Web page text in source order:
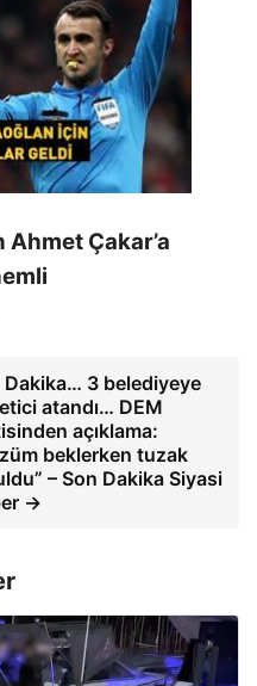
Ahmet Çakar’a
Dakika… 3 belediyeye
atandı… DEM
açıklama:
beklerken tuzak
– Son Dakika Siyasi
→